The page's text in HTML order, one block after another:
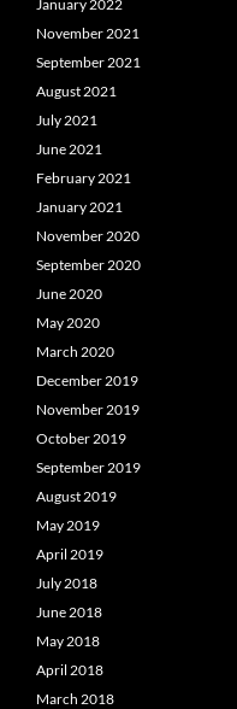
January 2022
November 2021
September 2021
August 2021
July 2021
June 2021
February 2021
January 2021
November 2020
September 2020
June 2020
May 2020
March 2020
December 2019
November 2019
October 2019
September 2019
August 2019
May 2019
April 2019
July 2018
June 2018
May 2018
April 2018
March 2018